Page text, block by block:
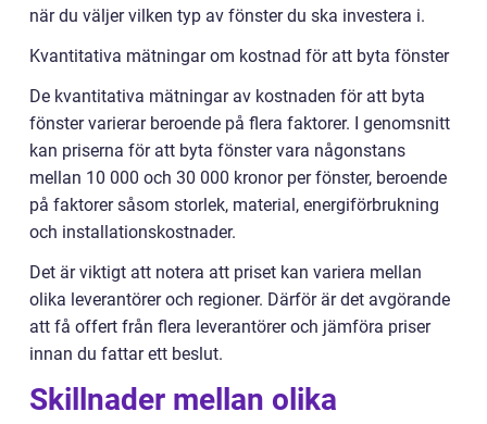
när du väljer vilken typ av fönster du ska investera i.
Kvantitativa mätningar om kostnad för att byta fönster
De kvantitativa mätningar av kostnaden för att byta
fönster varierar beroende på flera faktorer. I genomsnitt
kan priserna för att byta fönster vara någonstans
mellan 10 000 och 30 000 kronor per fönster, beroende
på faktorer såsom storlek, material, energiförbrukning
och installationskostnader.
Det är viktigt att notera att priset kan variera mellan
olika leverantörer och regioner. Därför är det avgörande
att få offert från flera leverantörer och jämföra priser
innan du fattar ett beslut.
Skillnader mellan olika